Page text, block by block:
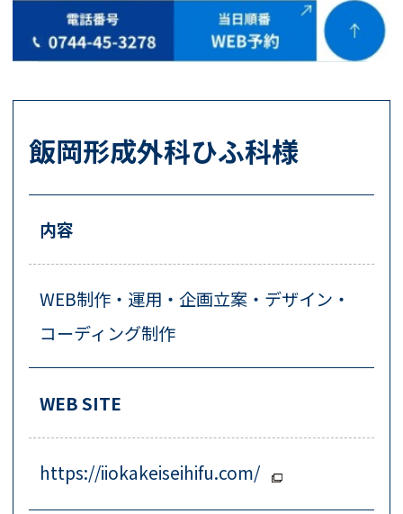
飯岡形成外科ひふ科様
内容
WEB制作・運用・企画立案・デザイン・
コーディング制作
WEB SITE
https://iiokakeiseihifu.com/